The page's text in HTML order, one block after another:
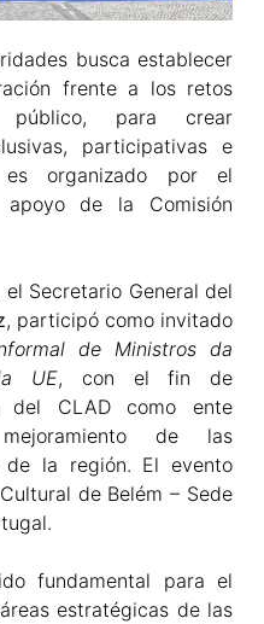
busca establecer
frente a los retos
para crear
participativas e
es organizado por el
apoyo de la Comisión
Secretario General del
, participó como invitado
de Ministros da
UE, con el fin de
del CLAD como ente
de las
de la región. El evento
de Belém – Sede
fundamental para el
estratégicas de las